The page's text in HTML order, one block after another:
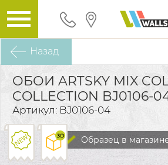
Назад
ОБОИ ARTSKY MIX
COLLECTION BJ0106-
Артикул: BJ0106-04
Образец в